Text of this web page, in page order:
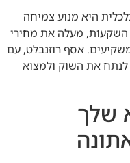
היא מנוע צמיחה
השקעות, מעלה את מחירי
אסף רוזנבלט, עם
לנתח את השוק ולמצוא
שלך